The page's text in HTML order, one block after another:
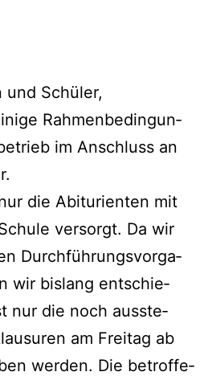
und Schüler,
Rah­men­be­din­gun­
im Anschluss an
die Abitu­ri­en­ten mit
ver­sorgt. Da wir
Durch­füh­rungs­vor­ga­
wir bis­lang ent­schie­
nur die noch aus­ste­
am Frei­tag ab
wer­den. Die betrof­fe­